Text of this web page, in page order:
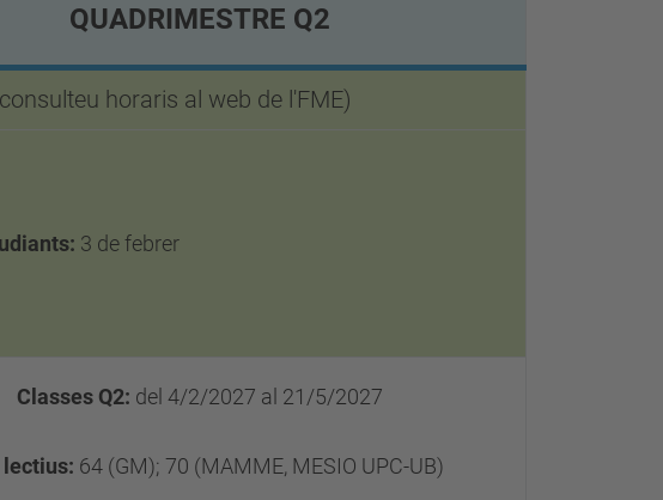
QUADRIMESTRE Q2
horaris al web de l'FME)
3 de febrer
Classes Q2: del 4/2/2027 al 21/5/2027
lectius: 64 (GM); 70 (MAMME, MESIO UPC-UB)